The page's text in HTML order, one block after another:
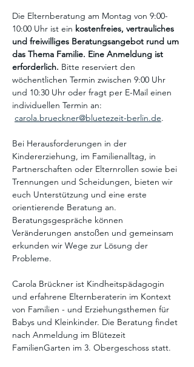
Die Elternberatung am Montag von 9:00-
10:00 Uhr ist ein kostenfreies, vertrauliches
und freiwilliges Beratungsangebot rund um
das Thema Familie. Eine Anmeldung ist
erforderlich. Bitte reserviert den
wöchentlichen Termin zwischen 9:00 Uhr
und 10:30 Uhr oder fragt per E-Mail einen
individuellen Termin an:
carola.brueckner@bluetezeit-berlin.de.
Bei Herausforderungen in der
Kindererziehung, im Familienalltag, in
Partnerschaften oder Elternrollen sowie bei
Trennungen und Scheidungen, bieten wir
euch Unterstützung und eine erste
orientierende Beratung an.
Beratungsgespräche können
Veränderungen anstoßen und gemeinsam
erkunden wir Wege zur Lösung der
Probleme.
Carola Brückner ist Kindheitspädagogin
und erfahrene Elternberaterin im Kontext
von Familien - und Erziehungsthemen für
Babys und Kleinkinder. Die Beratung findet
nach Anmeldung im Blütezeit
FamilienGarten im 3. Obergeschoss statt.